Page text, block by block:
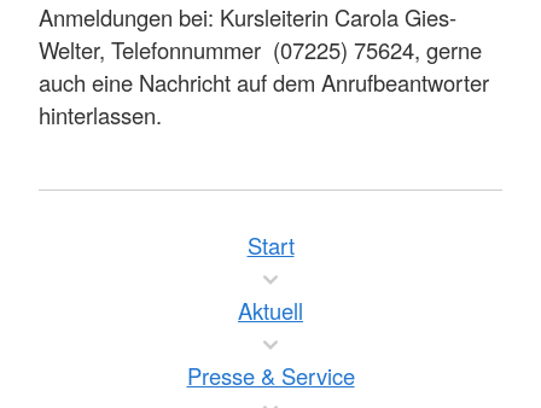
Anmeldungen bei: Kursleiterin Carola Gies-
Welter, Telefonnummer (07225) 75624, gerne
auch eine Nachricht auf dem Anrufbeantworter
hinterlassen.
Start
Aktuell
Presse & Service